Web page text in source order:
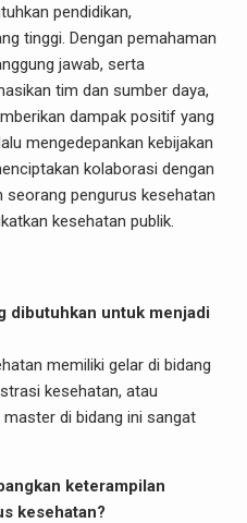
pendidikan,
tinggi. Dengan pemahaman
jawab, serta
tim dan sumber daya,
dampak positif yang
mengedepankan kebijakan
kolaborasi dengan
pengurus kesehatan
kesehatan publik.
dibutuhkan untuk menjadi
memiliki gelar di bidang
kesehatan, atau
di bidang ini sangat
keterampilan
kesehatan?